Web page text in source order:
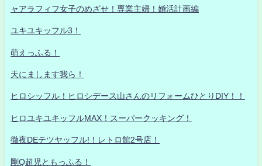
ャアラフィフ女子のめざせ！専業主婦！婚活計画編
ユキユキッフル3！
萌えっふる！
天にまします我ら！
ヒロシッフル！ヒロシデース山さんのリフォームひとりDIY！！
ヒロユキユキッフルMAX！スーパークッキング！
徹夜DEテツヤッフル!！レトロ館2号店！
剛Q超児ともっふる！